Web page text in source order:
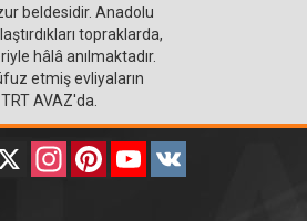
beldesidir. Anadolu
topraklarda,
hâlâ anılmaktadır.
etmiş evliyaların
AVAZ'da.
X InstagramPinterestYouTube